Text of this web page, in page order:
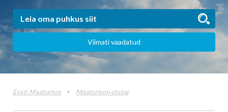
Viimati vaadatud
Eesti Maaturism Maaturismi otsing